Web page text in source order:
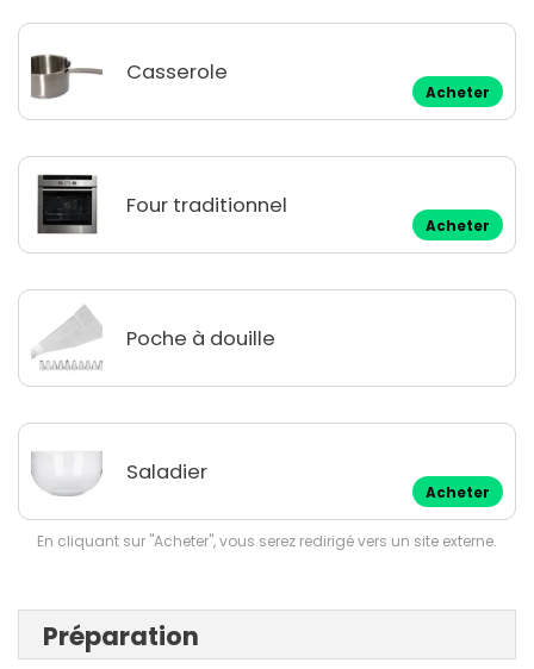
Casserole
Acheter
Four traditionnel
Acheter
Poche à douille
Saladier
Acheter
En cliquant sur "Acheter", vous serez redirigé vers un site externe.
Préparation